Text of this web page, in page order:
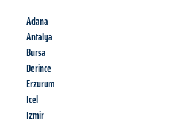
Adana
Antalya
Bursa
Derince
Erzurum
Icel
Izmir